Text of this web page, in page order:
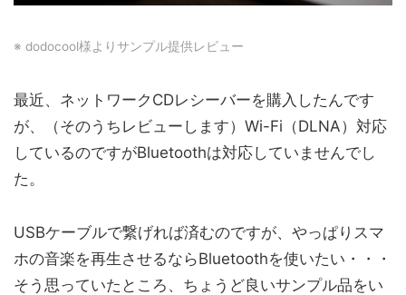
※ dodocool様よりサンプル提供レビュー
最近、ネットワークCDレシーバーを購入したんです
が、（そのうちレビューします）Wi-Fi（DLNA）対応
しているのですがBluetoothは対応していませんでし
た。
USBケーブルで繋げれば済むのですが、やっぱりスマ
ホの音楽を再生させるならBluetoothを使いたい・・・
そう思っていたところ、ちょうど良いサンプル品をい